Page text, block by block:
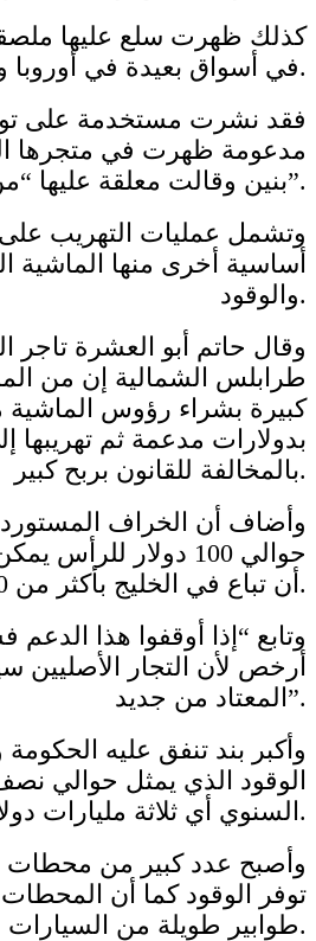
كذلك ظهرت سلع عليها
في أسواق بعيدة في أوروبا وآسيا.
فقد نشرت مستخدمة على
مدعومة ظهرت في متجرها
بنين وقالت معلقة عليها “من أفريقيا مع حبي”.
وتشمل عمليات التهريب على
أساسية أخرى منها الماشية
والوقود.
وقال حاتم أبو العشرة تاجر
طرابلس الشمالية إن من
كبيرة بشراء رؤوس الماشية
بدولارات مدعمة ثم تهريبها
بالمخالفة للقانون بربح كبير.
وأضاف أن الخراف
حوالي 100 دولار
أن تباع في الخليج بأكثر من 200 دولار.
وتابع “إذا أوقفوا هذا
أرخص لأن التجار الأصليين
المعتاد من جديد”.
وأكبر بند تنفق عليه
الوقود الذي يمثل حوالي
السنوي أي ثلاثة مليارات دولار.
وأصبح عدد كبير من محطات
توفر الوقود كما أن
طوابير طويلة من السيارات.